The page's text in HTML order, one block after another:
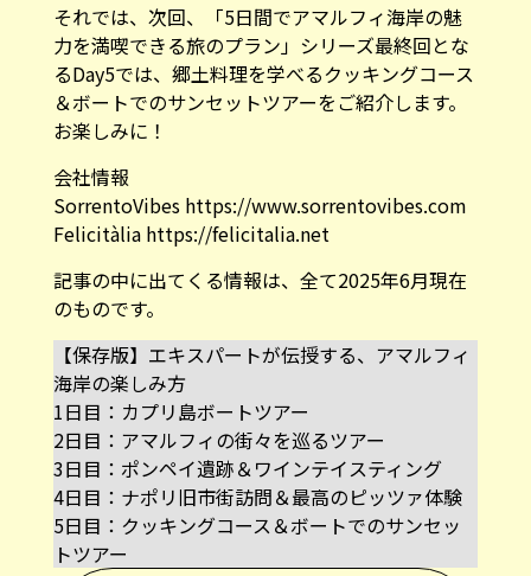
それでは、次回、「5日間でアマルフィ海岸の魅
力を満喫できる旅のプラン」シリーズ最終回とな
るDay5では、郷土料理を学べるクッキングコース
＆ボートでのサンセットツアーをご紹介します。
お楽しみに！
会社情報
SorrentoVibes https://www.sorrentovibes.com
Felicitàlia https://felicitalia.net
記事の中に出てくる情報は、全て2025年6月現在
のものです。
【保存版】エキスパートが伝授する、アマルフィ
海岸の楽しみ方
1日目：カプリ島ボートツアー
2日目：アマルフィの街々を巡るツアー
3日目：ポンペイ遺跡＆ワインテイスティング
4日目：ナポリ旧市街訪問＆最高のピッツァ体験
5日目：クッキングコース＆ボートでのサンセッ
トツアー